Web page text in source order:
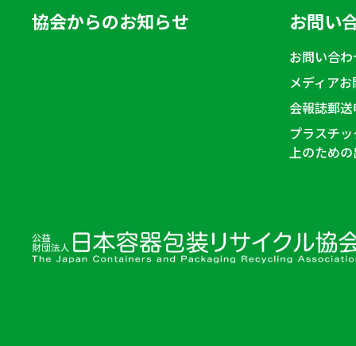
協会からのお知らせ お問い
お問い合
メディア
会報誌郵
プラスチ
上のため